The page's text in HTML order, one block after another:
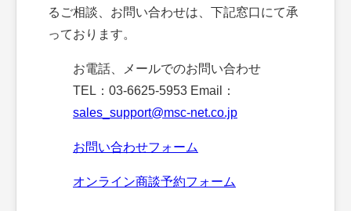
るご相談、お問い合わせは、下記窓口にて承
っております。
お電話、メールでのお問い合わせ
TEL：03-6625-5953 Email：
sales_support@msc-net.co.jp
お問い合わせフォーム
オンライン商談予約フォーム